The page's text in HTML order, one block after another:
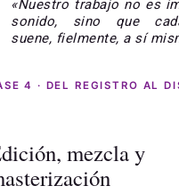
«Nuestro trabajo no es
sonido, sino que
suene, fielmente, a sí
4 · DEL REGISTRO AL
mezcla y